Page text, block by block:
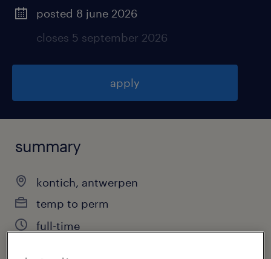
posted 8 june 2026
closes 5 september 2026
apply
summary
kontich, antwerpen
temp to perm
full-time